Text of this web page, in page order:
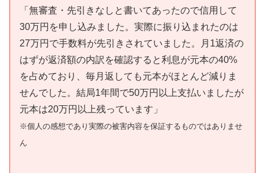
「無審査・先引きなしと書いてあったので信用して
30万円を申し込みました。実際に振り込まれたのは
27万円で手数料が先引きされていました。月1返済の
はずが返済額の内訳を確認すると利息が元本の40%
を占めており、毎月返しても元本がほとんど減りま
せんでした。結局1年間で50万円以上支払いましたが
元本は20万円以上残っています」
※個人の感想であり実際の被害内容を保証するものではありませ
ん